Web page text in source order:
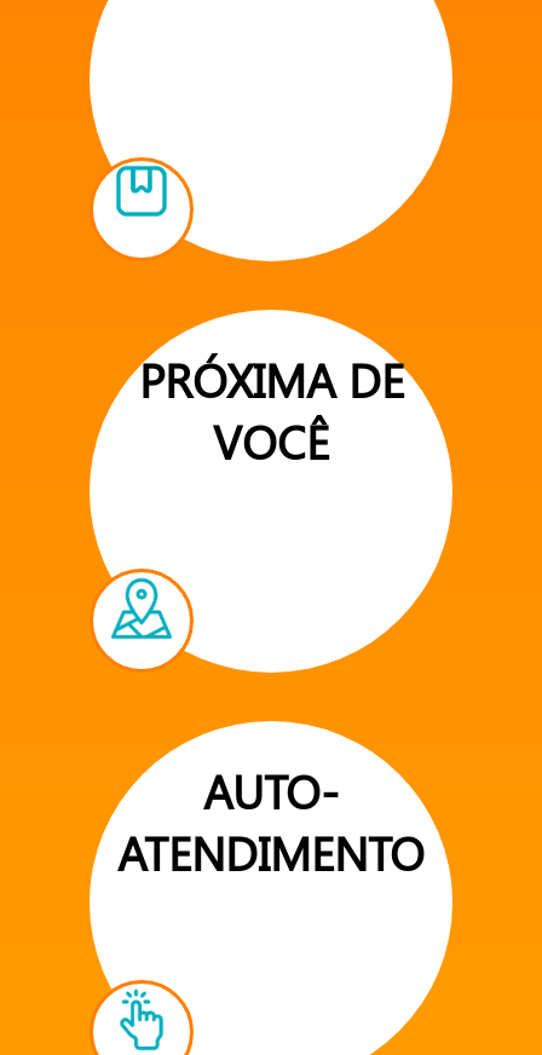
PRÓXIMA DE
VOCÊ
AUTO-
ATENDIMENTO